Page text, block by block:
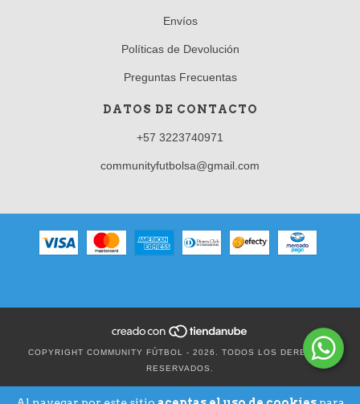
Envíos
Políticas de Devolución
Preguntas Frecuentas
DATOS DE CONTACTO
+57 3223740971
communityfutbolsa@gmail.com
COPYRIGHT COMMUNITY FÚTBOL - 2026. TODOS LOS DERECHOS
RESERVADOS.